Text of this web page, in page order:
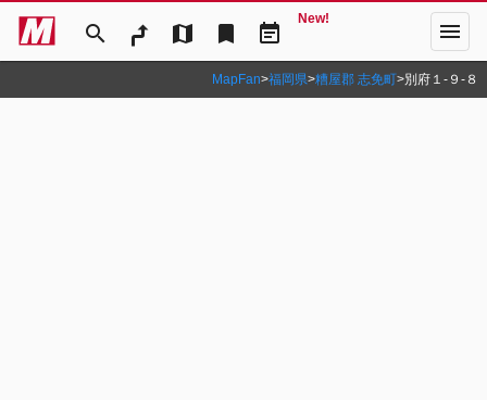
search map bookmark event_note
New! menu
MapFan>福岡県>糟屋郡 志免町>別府１‐９‐８